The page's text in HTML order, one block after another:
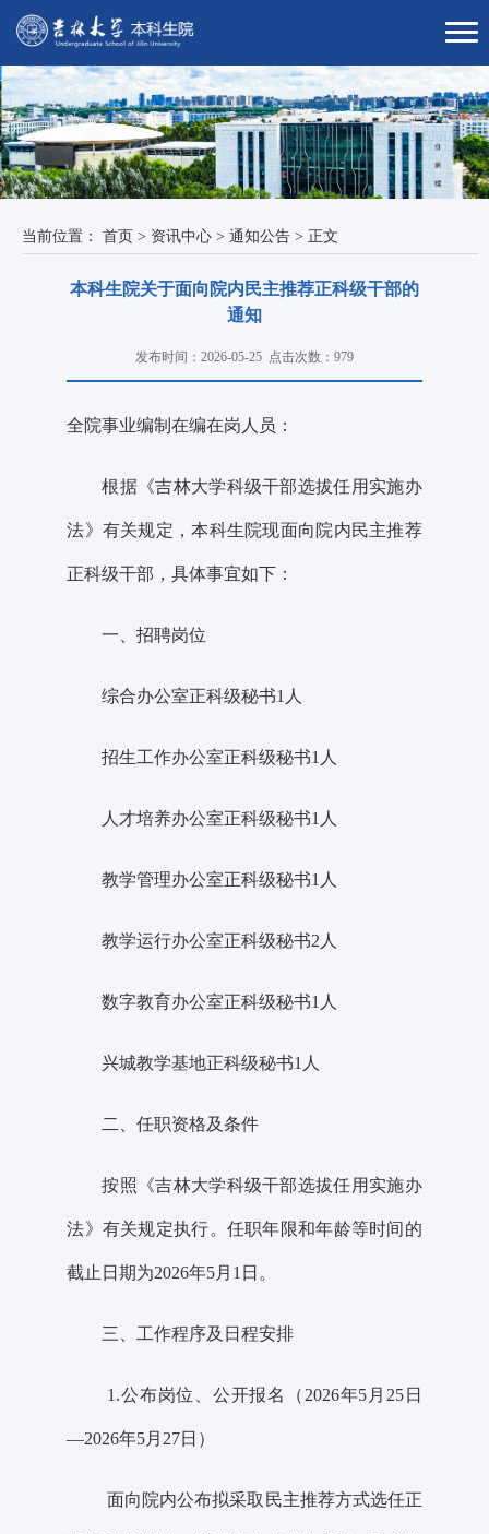
当前位置： 首页 > 资讯中心 > 通知公告 > 正文
本科生院关于面向院内民主推荐正科级干部的
通知
发布时间：2026-05-25 点击次数： 979
全院事业编制在编在岗人员：
根据《吉林大学科级干部选拔任用实施办
法》有关规定，本科生院现面向 院内民主推荐
正科级干部 ，具体事宜如下：
一、招聘岗位
综合办公室正科级秘书1人
招生工作办公室正科级秘书1人
人才培养办公室正科级秘书1人
教学管理办公室正科级秘书1人
教学运行办公室正科级秘书2人
数字教育办公室正科级秘书1人
兴城教学基地正科级秘书1人
二、任职资格及条件
按照《吉林大学科级干部选拔任用实施办
法》有关规定执行。任职年限和年龄等时间的
截止日期为2026年5月 1 日。
三、工作程序及日程安排
1.公布岗位、公开报名（ 2026年5 月 25日
—2026年5月27日）
面向院内公布拟采取民主推荐方式选任正